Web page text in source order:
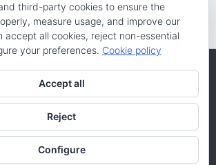
third-party cookies to ensure the
measure usage, and improve our
accept all cookies, reject non-essential
your preferences. Cookie policy
Accept all
Reject
Configure